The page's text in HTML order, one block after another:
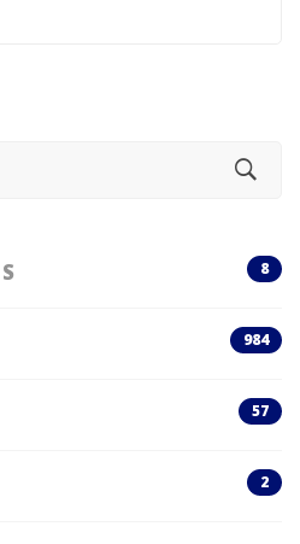
8
984
57
2